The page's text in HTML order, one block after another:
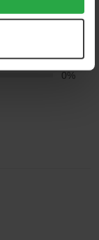
samtycke.
0%